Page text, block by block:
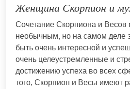
Женщина Скорпион и
Сочетание Скорпиона и Весов
необычным, но на самом деле
быть очень интересной и
очень целеустремленные и
достижению успеха во всех
того, Скорпион и Весы имеют